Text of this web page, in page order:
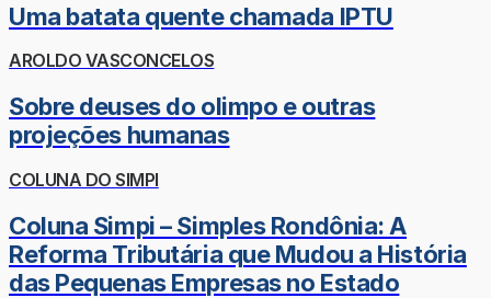
Uma batata quente chamada IPTU
AROLDO VASCONCELOS
Sobre deuses do olimpo e outras
projeções humanas
COLUNA DO SIMPI
Coluna Simpi – Simples Rondônia: A
Reforma Tributária que Mudou a História
das Pequenas Empresas no Estado